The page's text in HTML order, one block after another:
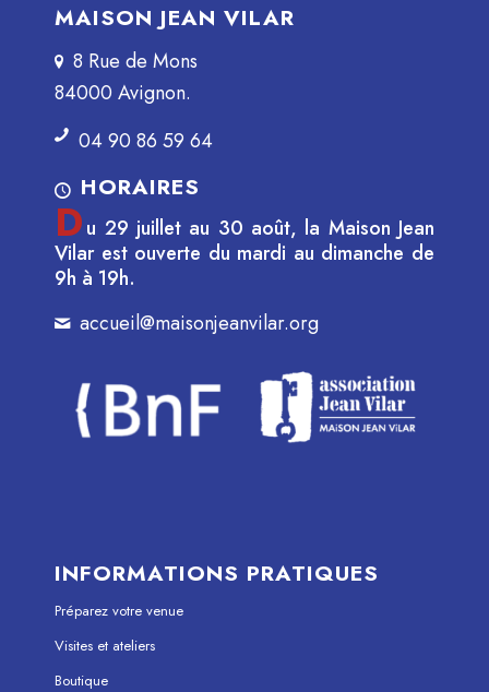
MAISON JEAN VILAR
8 Rue de Mons
84000 Avignon.
04 90 86 59 64
HORAIRES
Du 29 juillet au 30 août, la Maison Jean
Vilar est ouverte du mardi au dimanche de
9h à 19h.
accueil@maisonjeanvilar.org
INFORMATIONS PRATIQUES
Préparez votre venue
Visites et ateliers
Boutique